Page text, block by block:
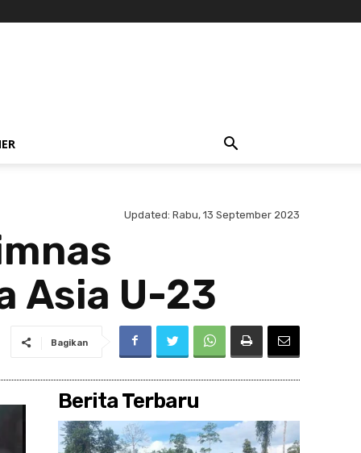
Updated: Rabu, 13 September 2023
Asia U-23
Bagikan
Berita Terbaru